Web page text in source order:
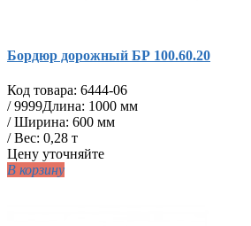
Бордюр дорожный БР 100.60.20
Код товара: 6444-06
/9999Длина: 1000 мм
/ Ширина: 600 мм
/ Вес: 0,28 т
Цену уточняйте
В корзину